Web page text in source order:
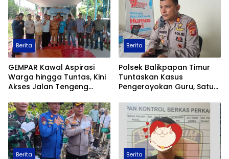
Kesehatan Satu Kampung
Berita
GEMPAR Kawal Aspirasi
Warga hingga Tuntas, Kini
Akses Jalan Tengeng
Berita
Polsek Balikpapan Timur
Tuntaskan Kasus
Pengeroyokan Guru, Satu
Dua Anak Berhadapan
dengan Hukum Wajib
Lapor
Berita Berita